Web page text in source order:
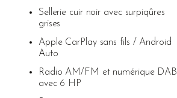
Sellerie cuir noir avec surpiqûres
grises
Apple CarPlay sans fils / Android
Auto
Radio AM/FM et numérique DAB
avec 6 HP